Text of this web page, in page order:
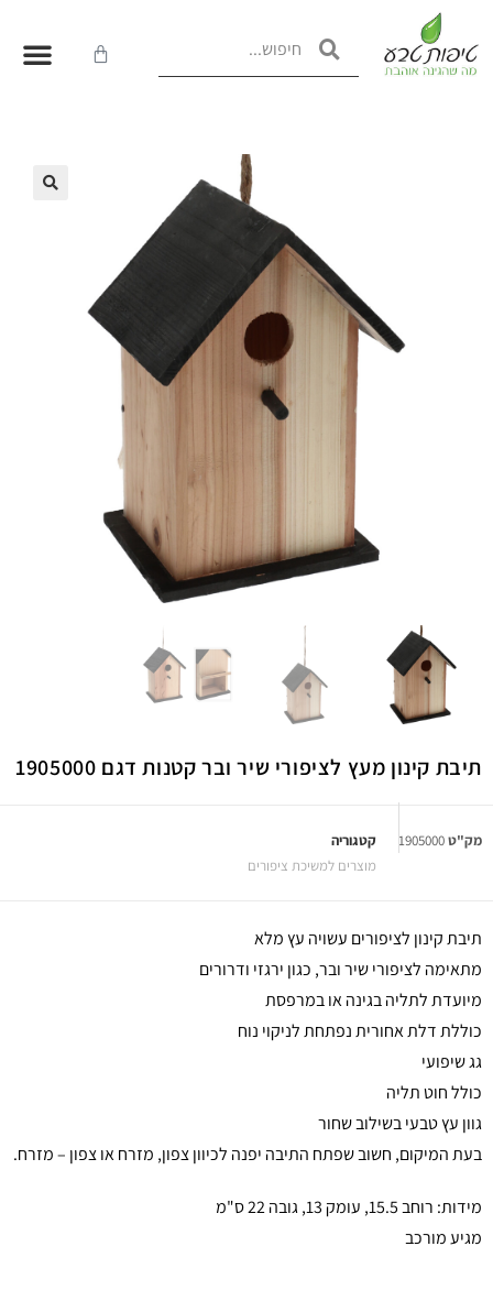
תיבת קינון מעץ לציפורי שיר ובר קטנות דגם 1905000
מק"ט1905000
קטגוריה
מוצרים למשיכת ציפורים
תיבת קינון לציפורים עשויה עץ מלא
מתאימה לציפורי שיר ובר, כגון ירגזי ודרורים
מיועדת לתליה בגינה או במרפסת
כוללת דלת אחורית נפתחת לניקוי נוח
גג שיפועי
כולל חוט תליה
גוון עץ טבעי בשילוב שחור
בעת המיקום, חשוב שפתח התיבה יפנה לכיוון צפון, מזרח או צפון – מזרח.
מידות: רוחב 15.5, עומק 13, גובה 22 ס"מ
מגיע מורכב